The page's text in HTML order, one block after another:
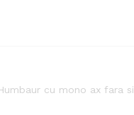
Humbaur cu mono ax